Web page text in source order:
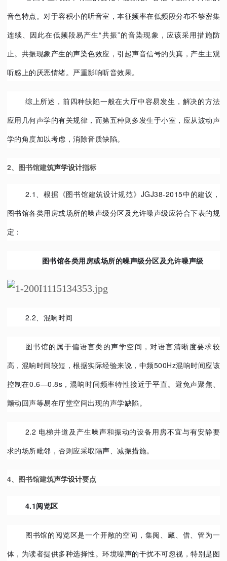
音色特点。对于容积小的听音室，本征频率在低频段分布不够密集
连续、因此在低频段易产生“共振”的音染现象，应该采用措施防
止。共振现象产生的声染色效应，引起声音信号的失真，产生主观
听感上的厌恶情绪。严重影响听音效果。
综上所述，前四种缺陷一般在大厅中容易发生，解决的方法
应用几何声学的有关规律，而第五种则多发生于小室，应从波动声
学的角度加以考虑，消除音质缺陷。
2、图书馆建筑声学设计指标
2.1、根据《图书馆建筑设计规范》JGJ38-2015中的建议，
图书馆各类用房或场所的噪声级分区及允许噪声级应符合下表的规
定：
图书馆各类用房或场所的噪声级分区及允许噪声级
2.2、混响时间
图书馆的属于偏语言类的声学空间，对语言清晰度要求较
高，混响时间较短，根据实际经验来说，中频500Hz混响时间应该
控制在0.6—0.8s，混响时间频率特性接近于平直。避免声聚焦、
颤动回声等易在厅堂空间出现的声学缺陷。
2.2 电梯井道及产生噪声和振动的设备用房不宜与有安静要
求的场所毗邻，否则应采取隔声、减振措施。
4、图书馆建筑声学设计要点
4.1阅览区
图书馆的阅览区是一个开敞的空间，集阅、藏、借、管为一
体，为读者提供多种选择性。环境噪声的干扰不可忽视，特别是图